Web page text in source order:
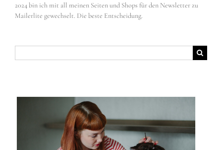
2024 bin ich mit all meinen Seiten und Shops für den Newsletter zu
Mailerlite gewechselt. Die beste Entscheidung.
nach: